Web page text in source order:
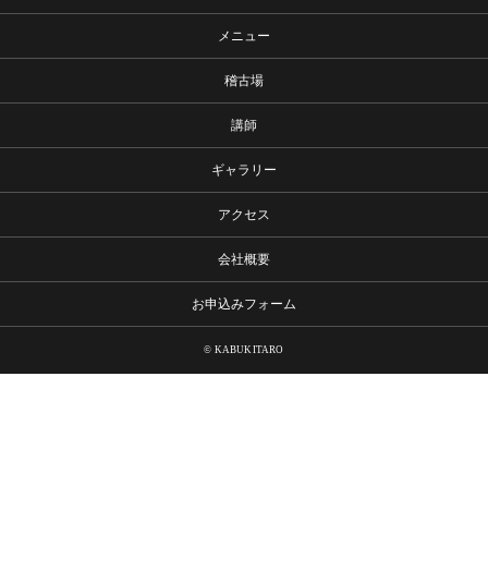
メニュー
稽古場
講師
ギャラリー
アクセス
会社概要
お申込みフォーム
© KABUKITARO